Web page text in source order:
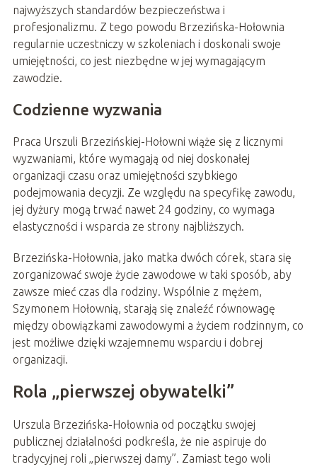
najwyższych standardów bezpieczeństwa i
profesjonalizmu. Z tego powodu Brzezińska-Hołownia
regularnie uczestniczy w szkoleniach i doskonali swoje
umiejętności, co jest niezbędne w jej wymagającym
zawodzie.
Codzienne wyzwania
Praca Urszuli Brzezińskiej-Hołowni wiąże się z licznymi
wyzwaniami, które wymagają od niej doskonałej
organizacji czasu oraz umiejętności szybkiego
podejmowania decyzji. Ze względu na specyfikę zawodu,
jej dyżury mogą trwać nawet 24 godziny, co wymaga
elastyczności i wsparcia ze strony najbliższych.
Brzezińska-Hołownia, jako matka dwóch córek, stara się
zorganizować swoje życie zawodowe w taki sposób, aby
zawsze mieć czas dla rodziny. Wspólnie z mężem,
Szymonem Hołownią, starają się znaleźć równowagę
między obowiązkami zawodowymi a życiem rodzinnym, co
jest możliwe dzięki wzajemnemu wsparciu i dobrej
organizacji.
Rola „pierwszej obywatelki”
Urszula Brzezińska-Hołownia od początku swojej
publicznej działalności podkreśla, że nie aspiruje do
tradycyjnej roli „pierwszej damy”. Zamiast tego woli